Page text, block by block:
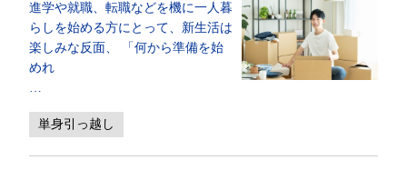
進学や就職、転職などを機に一人暮
らしを始める方にとって、新生活は
楽しみな反面、 「何から準備を始
めれ
…
単身引っ越し